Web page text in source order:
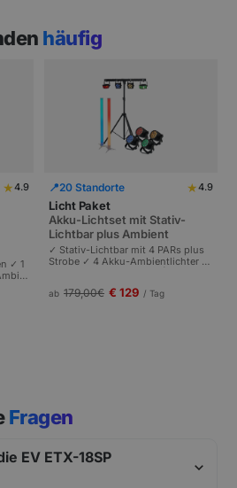
häufig
★4.9
✓ 1
Ta
|
📍20 Standorte ★4.9
Licht Paket
Akku-Lichtset mit Stativ-
Lichtbar plus Ambient
✓ Stativ-Lichtbar mit 4 PARs plus
Strobe ✓ 4 Akku-Ambientlichter ✓
ersonen.
ab 179,00€ € 129 / Tag
Fragen
EV ETX-18SP